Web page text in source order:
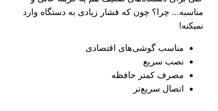
مناسبه… چرا؟ چون که فشار زیادی به دستگاه وارد
نمیکنه!
مناسب گوشی‌های اقتصادی
نصب سریع
مصرف کمتر حافظه
اتصال سریع‌تر